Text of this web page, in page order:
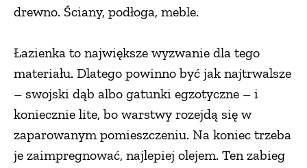
drewno. Ściany, podłoga, meble.
Łazienka to największe wyzwanie dla tego
materiału. Dlatego powinno być jak najtrwalsze
– swojski dąb albo gatunki egzotyczne – i
koniecznie lite, bo warstwy rozejdą się w
zaparowanym pomieszczeniu. Na koniec trzeba
je zaimpregnować, najlepiej olejem. Ten zabieg